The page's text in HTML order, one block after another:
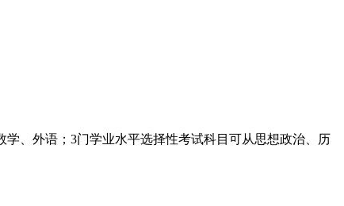
、外语；3门学业水平选择性考试科目可从思想政治、历